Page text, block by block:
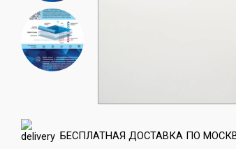
БЕСПЛАТНАЯ ДОСТАВКА ПО